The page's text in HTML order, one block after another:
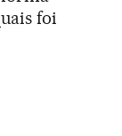
foi